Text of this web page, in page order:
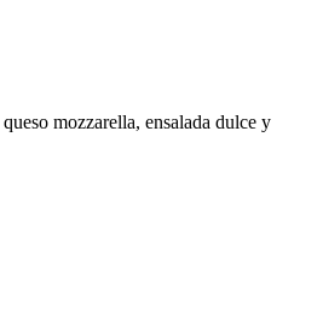
mozzarella, ensalada dulce y